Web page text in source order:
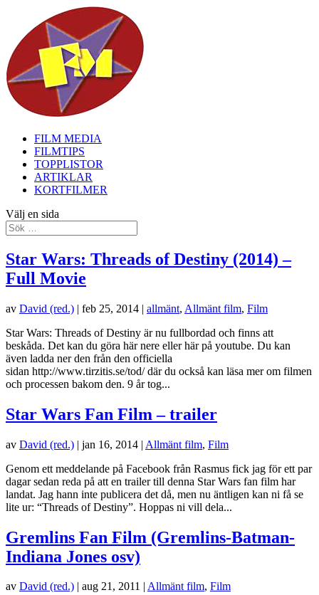
FILM MEDIA
FILMTIPS
TOPPLISTOR
ARTIKLAR
KORTFILMER
Välj en sida
Star Wars: Threads of Destiny (2014) –
Full Movie
av David (red.) | feb 25, 2014 | allmänt, Allmänt film, Film
Star Wars: Threads of Destiny är nu fullbordad och finns att
beskåda. Det kan du göra här nere eller här på youtube. Du kan
även ladda ner den från den officiella
sidan http://www.tirzitis.se/tod/ där du också kan läsa mer om filmen
och processen bakom den. 9 år tog...
Star Wars Fan Film – trailer
av David (red.) | jan 16, 2014 | Allmänt film, Film
Genom ett meddelande på Facebook från Rasmus fick jag för ett par
dagar sedan reda på att en trailer till denna Star Wars fan film har
landat. Jag hann inte publicera det då, men nu äntligen kan ni få se
lite ur: “Threads of Destiny”. Hoppas ni vill dela...
Gremlins Fan Film (Gremlins-Batman-
Indiana Jones osv)
av David (red.) | aug 21, 2011 | Allmänt film, Film